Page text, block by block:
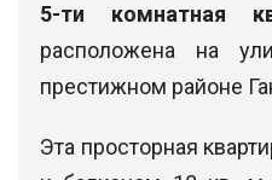
5-ти комнатная
расположена на
престижном районе
Эта просторная